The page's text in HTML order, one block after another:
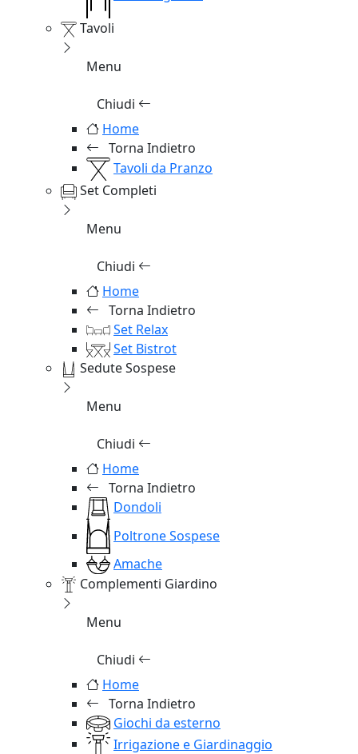
Tavoli
Menu
Chiudi
Home
Torna Indietro
Tavoli da Pranzo
Set Completi
Menu
Chiudi
Home
Torna Indietro
Set Relax
Set Bistrot
Sedute Sospese
Menu
Chiudi
Home
Torna Indietro
Dondoli
Poltrone Sospese
Amache
Complementi Giardino
Menu
Chiudi
Home
Torna Indietro
Giochi da esterno
Irrigazione e Giardinaggio